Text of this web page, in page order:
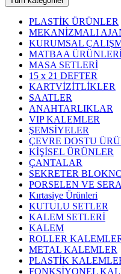
PLASTİK ÜRÜNLER
MEKANİZMALI
KURUMSAL
MATBAA
MASA SETLERİ
15 x 21 DEFTER
KARTVİZİTLİKLER
SAATLER
ANAHTARLIKLAR
VIP KALEMLER
ŞEMSİYELER
ÇEVRE DOSTU
KİŞİSEL ÜRÜNLER
ÇANTALAR
SEKRETER
PORSELEN VE
Kırtasiye Ürünleri
KUTULU SETLER
KALEM SETLERİ
KALEM
ROLLER
METAL KALEMLER
PLASTİK
FONKSİYONEL